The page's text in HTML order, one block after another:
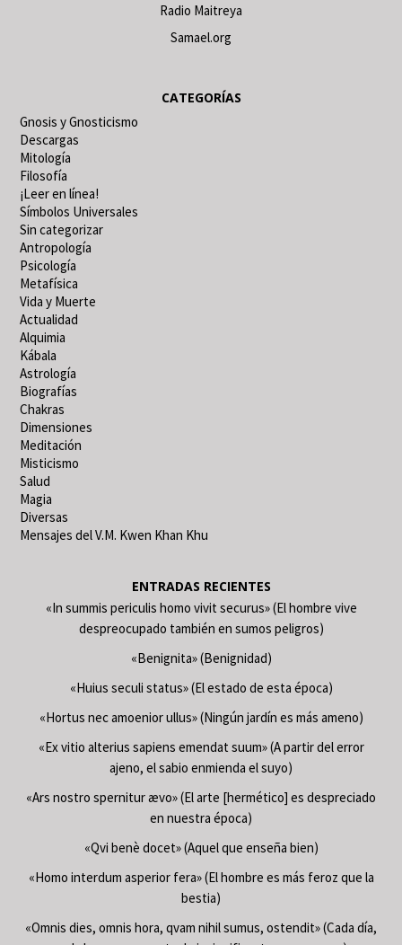
Radio Maitreya
Samael.org
CATEGORÍAS
Gnosis y Gnosticismo
Descargas
Mitología
Filosofía
¡Leer en línea!
Símbolos Universales
Sin categorizar
Antropología
Psicología
Metafísica
Vida y Muerte
Actualidad
Alquimia
Kábala
Astrología
Biografías
Chakras
Dimensiones
Meditación
Misticismo
Salud
Magia
Diversas
Mensajes del V.M. Kwen Khan Khu
ENTRADAS RECIENTES
«In summis periculis homo vivit securus» (El hombre vive
despreocupado también en sumos peligros)
«Benignita» (Benignidad)
«Huius seculi status» (El estado de esta época)
«Hortus nec amoenior ullus» (Ningún jardín es más ameno)
«Ex vitio alterius sapiens emendat suum» (A partir del error
ajeno, el sabio enmienda el suyo)
«Ars nostro spernitur ævo» (El arte [hermético] es despreciado
en nuestra época)
«Qvi benè docet» (Aquel que enseña bien)
«Homo interdum asperior fera» (El hombre es más feroz que la
bestia)
«Omnis dies, omnis hora, qvam nihil sumus, ostendit» (Cada día,